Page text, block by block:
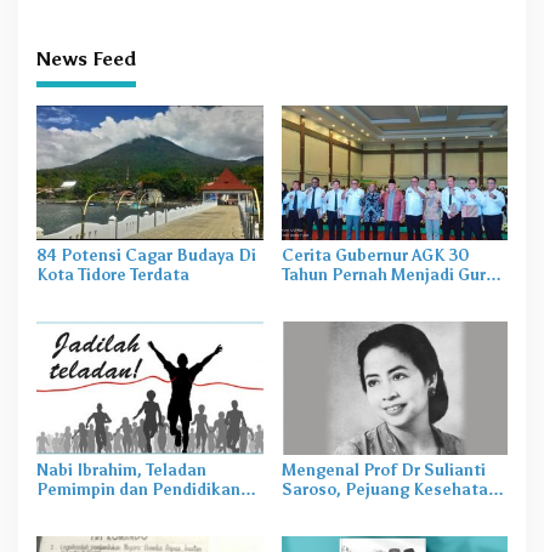
News Feed
84 Potensi Cagar Budaya Di
Kota Tidore Terdata
Cerita Gubernur AGK 30
Tahun Pernah Menjadi Guru
Nabi Ibrahim, Teladan
Pemimpin dan Pendidikan
Mengenal Prof Dr Sulianti
Saroso, Pejuang Kesehatan